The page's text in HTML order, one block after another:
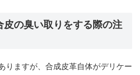
皮の臭い取りをする際の注
りますが、合成皮革自体がデリケー